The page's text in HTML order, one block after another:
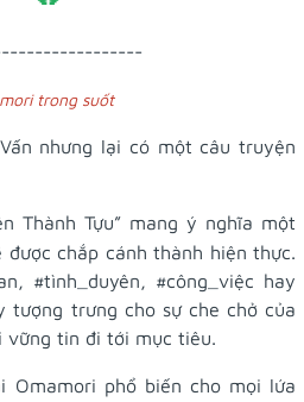
trong suốt
nhưng lại có một câu truyện
Thành Tựu” mang ý nghĩa một
được chắp cánh thành hiện thực.
, #tình_duyên, #công_việc hay
tượng trưng cho sự che chở của
vững tin đi tới mục tiêu.
Omamori phổ biến cho mọi lứa